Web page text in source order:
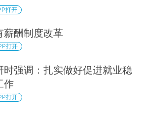
打开
薪酬制度改革
打开
时强调：扎实做好促进就业稳
作
打开